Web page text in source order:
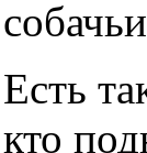
Есть
кто